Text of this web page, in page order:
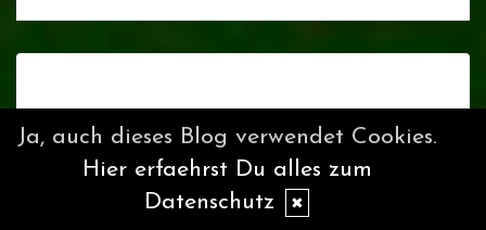
[2] vorwärts >>
Ja, auch dieses Blog verwendet Cookies.
Hier erfaehrst Du alles zum
Datenschutz
✖